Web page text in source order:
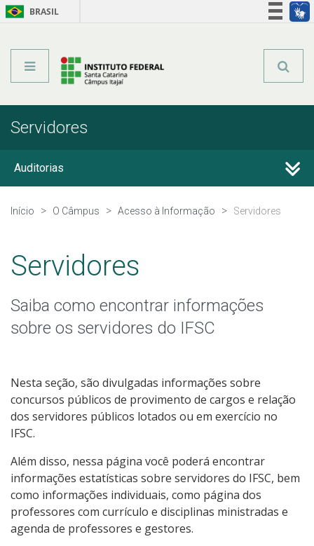
BRASIL
Servidores
Auditorias
Avaliação Institucional
Parcerias, convênios e transferências
Receitas e Despesas
Informações Classificadas
Peça uma informação (SIC)
Servidores
Relatórios de Gestão
Perguntas Frequentes
Início O Câmpus Acesso à Informação Servidores
Servidores
Saiba como encontrar informações
sobre os servidores do IFSC
Nesta seção, são divulgadas informações sobre
concursos públicos de provimento de cargos e relação
dos servidores públicos lotados ou em exercício no
IFSC.
Além disso, nessa página você poderá encontrar
informações estatísticas sobre servidores do IFSC, bem
como informações individuais, como página dos
professores com currículo e disciplinas ministradas e
agenda de professores e gestores.